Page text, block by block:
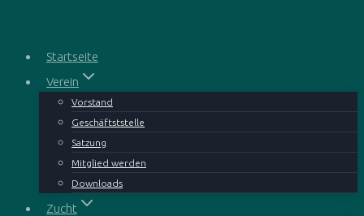
springenStartseite
Verein
Vorstand
Geschäftststelle
Satzung
Mitglied werden
Downloads
Zucht